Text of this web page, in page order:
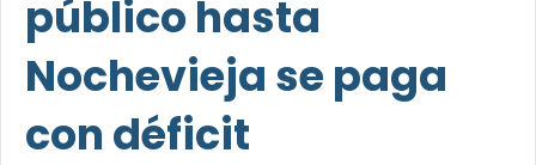
público hasta
Nochevieja se paga
con déficit